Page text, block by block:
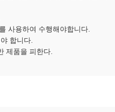
사용하여 수행해야합니다.
합니다.
제품을 피한다.